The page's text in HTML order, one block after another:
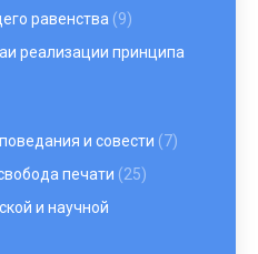
равенства (9)
реализации принципа
и совести (7)
печати (25)
и научной